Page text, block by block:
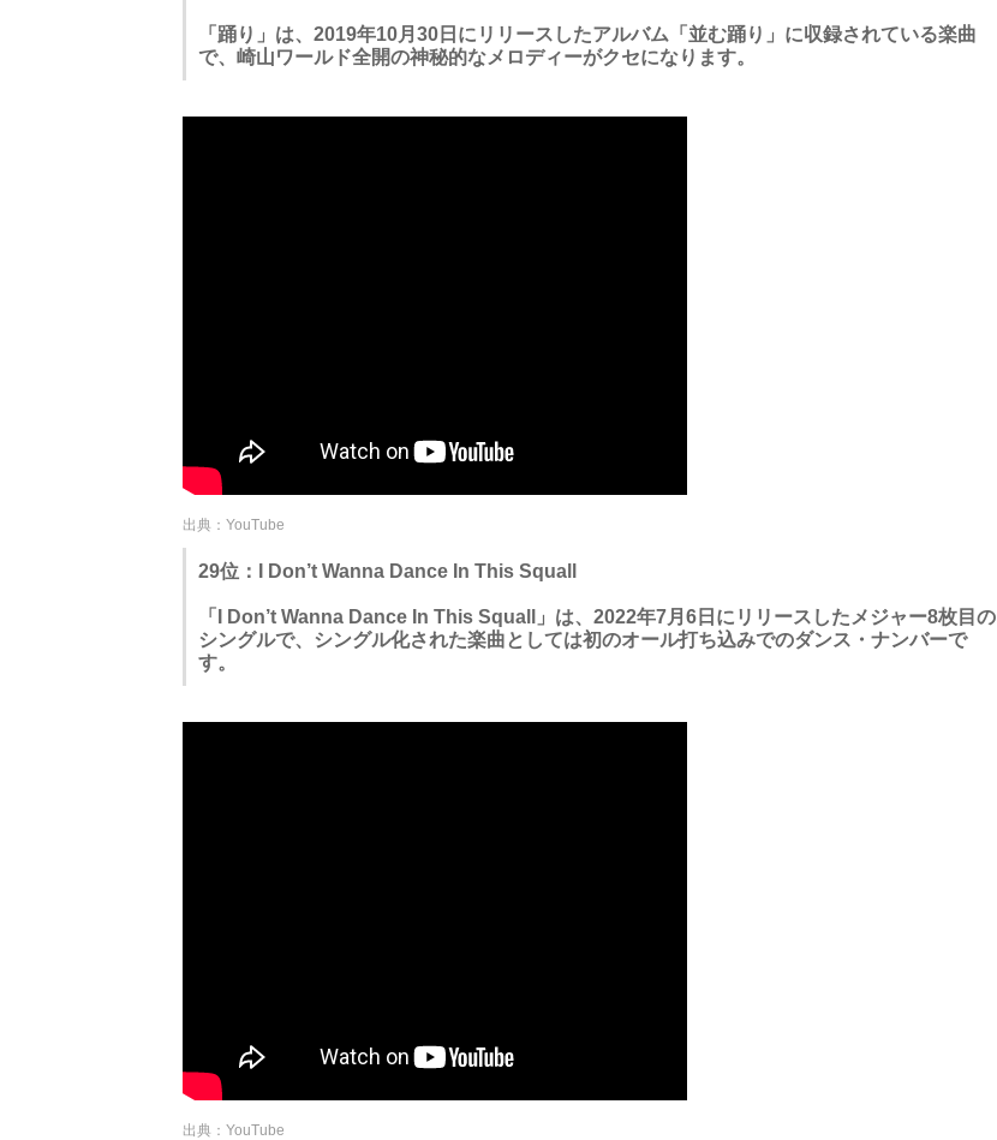
「踊り」は、2019年10月30日にリリースしたアルバム「並む踊り」に収録されている楽曲
で、崎山ワールド全開の神秘的なメロディーがクセになります。
出典：YouTube
29位：I Don’t Wanna Dance In This Squall
「I Don’t Wanna Dance In This Squall」は、2022年7月6日にリリースしたメジャー8枚目の
シングルで、シングル化された楽曲としては初のオール打ち込みでのダンス・ナンバーで
す。
出典：YouTube